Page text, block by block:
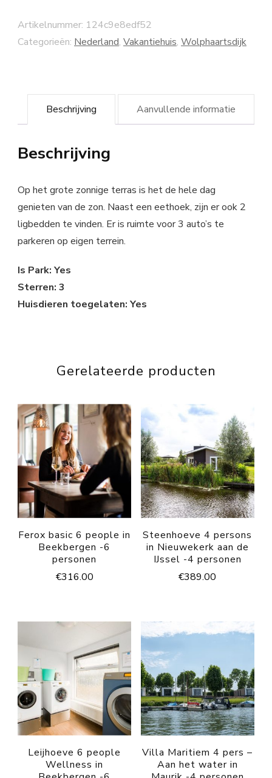
Artikelnummer: 124c9e8edf52
Categorieën: Nederland, Vakantiehuis, Wolphaartsdijk
Beschrijving Aanvullende informatie
Beschrijving
Op het grote zonnige terras is het de hele dag
genieten van de zon. Naast een eethoek, zijn er ook 2
ligbedden te vinden. Er is ruimte voor 3 auto’s te
parkeren op eigen terrein.
Is Park: Yes
Sterren: 3
Huisdieren toegelaten: Yes
Gerelateerde producten
Ferox basic 6 people in
Beekbergen -6
personen
€316.00
Steenhoeve 4 persons
in Nieuwekerk aan de
IJssel -4 personen
€389.00
Leijhoeve 6 people
Wellness in
Villa Maritiem 4 pers –
Aan het water in